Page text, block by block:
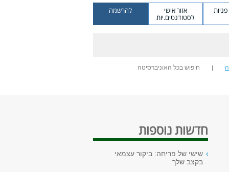
אזור אישי
לסטודנטים.יות
להרשמה
חיפוש בכל האוניברסיטה
חדשות נוספות
שישי של פריחה: ביקור עצמאי
בקצב שלך